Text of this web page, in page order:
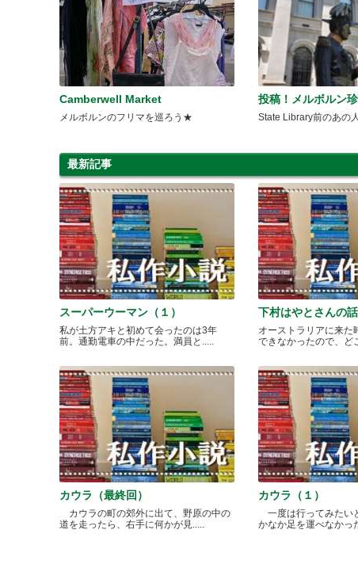
Camberwell Market
メルボルンのフリマを巡ろう★
投稿！メルボルン
State Library前のあの人
最新記事
スーパーウーマン（１）
私が土方アキと初めて会ったのは3年
前。通勤電車の中だった。満員と.....
下村はやとさんの話
オーストラリアに来た
できなかったので、ど
カウラ（最終回）
カウラの町の郊外に出て、野原の中の
道を走ったら、右手に何かが見.....
カウラ（１）
一度は行ってみたい
かなか足を運べなかっ